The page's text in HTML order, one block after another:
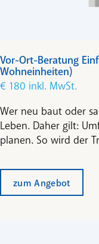
Vor-Ort-Beratung
Wohneinheiten)
€ 180 inkl. MwSt.
Wer neu baut oder
Leben. Daher gilt:
planen. So wird der
zum Angebot